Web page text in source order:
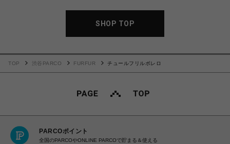
SHOP TOP
TOP 渋谷PARCO FURFUR チュールフリルボレロ
PARCOポイント
全国のPARCOやONLINE PARCOで貯まる＆使える